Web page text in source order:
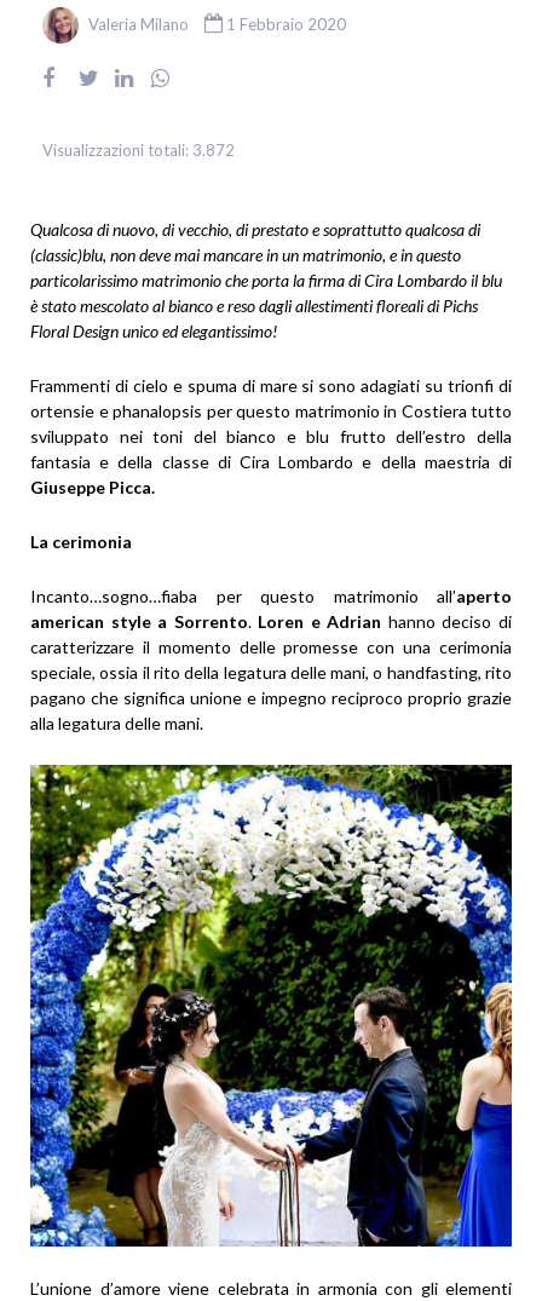
Valeria Milano 1 Febbraio 2020
Visualizzazioni totali: 3.872
Qualcosa di nuovo, di vecchio, di prestato e soprattutto qualcosa di
(classic)blu, non deve mai mancare in un matrimonio, e in questo
particolarissimo matrimonio che porta la firma di Cira Lombardo il blu
è stato mescolato al bianco e reso dagli allestimenti floreali di Pichs
Floral Design unico ed elegantissimo!
Frammenti di cielo e spuma di mare si sono adagiati su trionfi di
ortensie e phanalopsis per questo matrimonio in Costiera tutto
sviluppato nei toni del bianco e blu frutto dell’estro della
fantasia e della classe di Cira Lombardo e della maestria di
Giuseppe Picca.
La cerimonia
Incanto…sogno…fiaba per questo matrimonio all’aperto
american style a Sorrento. Loren e Adrian hanno deciso di
caratterizzare il momento delle promesse con una cerimonia
speciale, ossia il rito della legatura delle mani, o handfasting, rito
pagano che significa unione e impegno reciproco proprio grazie
alla legatura delle mani.
L’unione d’amore viene celebrata in armonia con gli elementi